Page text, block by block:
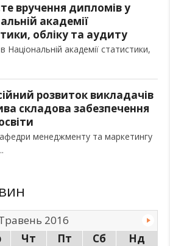
вручення дипломів у
академії
обліку та аудиту
Національній академії статистики,
розвиток викладачів
складова забезпечення
менеджменту та маркетингу
2016
Чт Пт Сб
Нд